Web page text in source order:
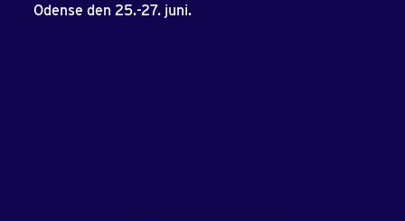
Odense den 25.-27. juni.